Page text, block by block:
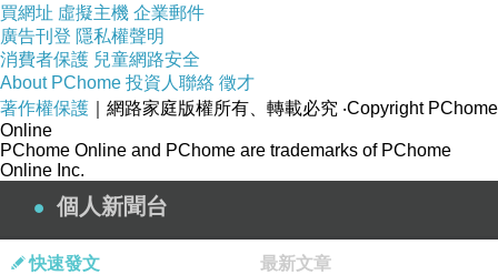
續前行, 爬上石壁, 有些路段濕滑, 需要小心行走。
買網址 虛擬主機 企業郵件
廣告刊登 隱私權聲明
消費者保護 兒童網路安全
About PChome 投資人聯絡 徵才
著作權保護 ｜網路家庭版權所有、轉載必究 ‧Copyright PChome
Online
PChome Online and PChome are trademarks of PChome
Online Inc.
個人新聞台
快速發文 最新文章